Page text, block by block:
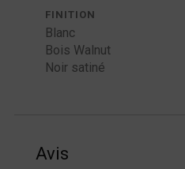
FINITION
Blanc
Bois Walnut
Noir satiné
Avis